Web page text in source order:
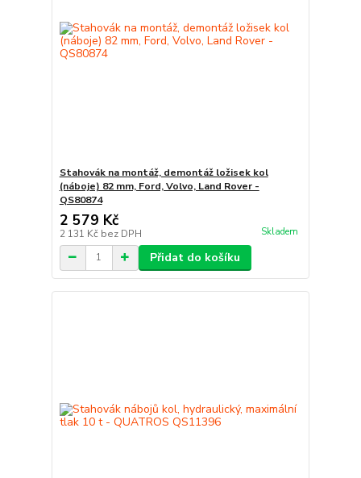
Stahovák na montáž, demontáž ložisek kol
(náboje) 82 mm, Ford, Volvo, Land Rover -
QS80874
2 579 Kč
2 131 Kč bez DPH Skladem
Přidat do košíku